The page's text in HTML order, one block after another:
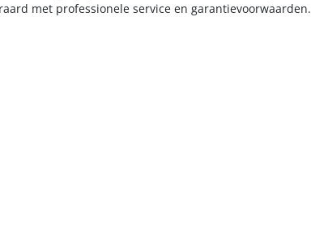
met professionele service en garantievoorwaarden.